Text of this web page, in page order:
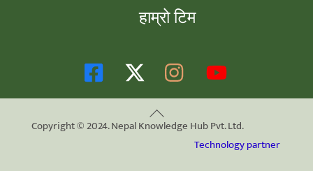
हाम्रो टिम
Back
To
Copyright © 2024. Nepal Knowledge Hub Pvt. Ltd.
Technology partner